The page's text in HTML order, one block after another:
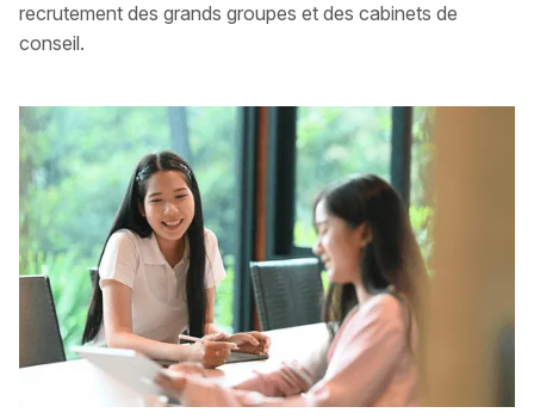
recrutement des grands groupes et des cabinets de
conseil.